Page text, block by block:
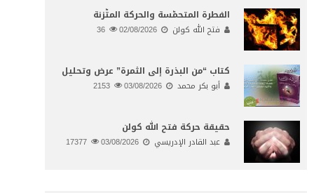
الفطرة المتحمّسة والحركة المتّزنة
فتح الله كولن 02/08/2026
كتاب “من البذرة إلى الثمرة” عرض وتحليل
أبو بكر محمد 03/08/2026
حقيقة حركة فتح الله كولن
عبد القادر الإدريسي 03/08/2026